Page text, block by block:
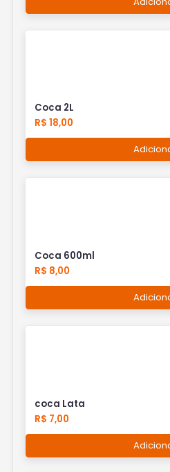
Coca 2L
R$ 18,00
Coca 600ml
R$ 8,00
coca Lata
R$ 7,00